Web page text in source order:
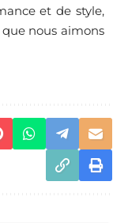
et de style,
que nous aimons